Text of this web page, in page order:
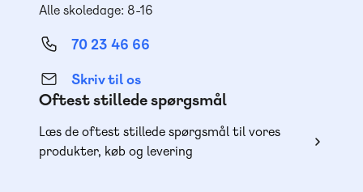
Alle skoledage: 8-16
70 23 46 66
Skriv til os
Oftest stillede spørgsmål
Læs de oftest stillede spørgsmål til vores
produkter, køb og levering